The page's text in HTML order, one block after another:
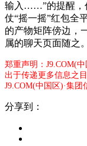
输入……”的提醒，
仗“摇一摇”红包全
的产物矩阵傍边，
属的聊天页面随之。
郑重声明：J9.COM(
出于传递更多信息之
J9.COM(中国区)·集团
分享到：